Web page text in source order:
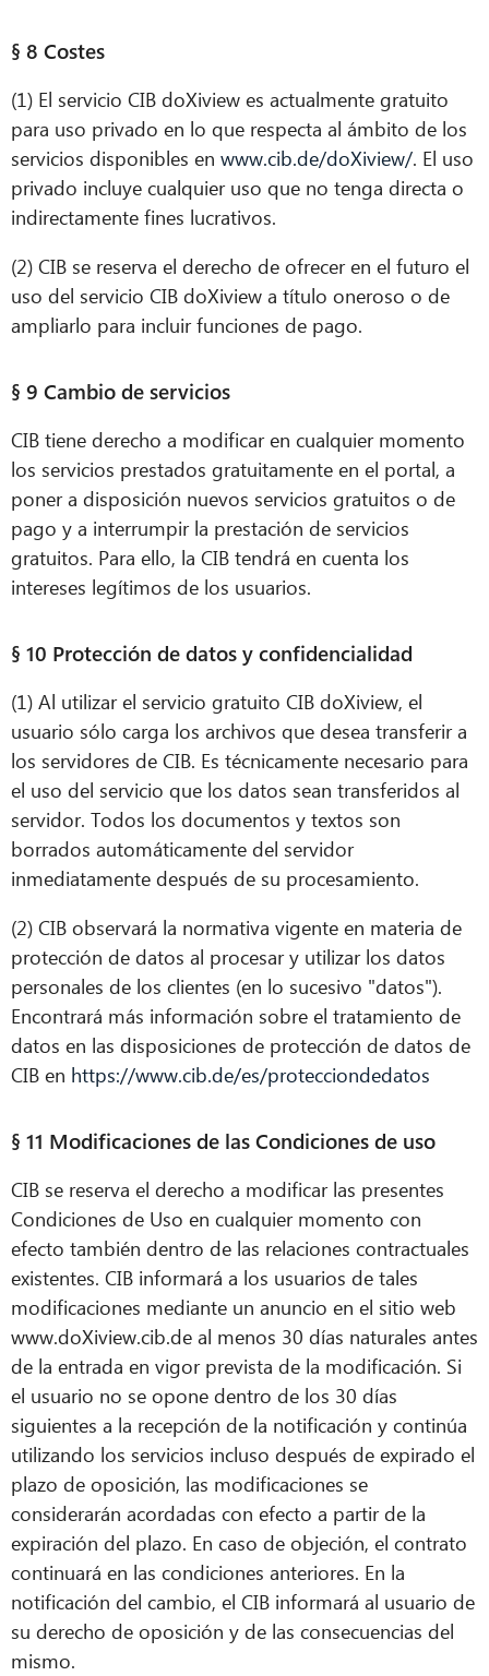
§ 8 Costes
(1) El servicio CIB doXiview es actualmente gratuito
para uso privado en lo que respecta al ámbito de los
servicios disponibles en www.cib.de/doXiview/. El uso
privado incluye cualquier uso que no tenga directa o
indirectamente fines lucrativos.
(2) CIB se reserva el derecho de ofrecer en el futuro el
uso del servicio CIB doXiview a título oneroso o de
ampliarlo para incluir funciones de pago.
§ 9 Cambio de servicios
CIB tiene derecho a modificar en cualquier momento
los servicios prestados gratuitamente en el portal, a
poner a disposición nuevos servicios gratuitos o de
pago y a interrumpir la prestación de servicios
gratuitos. Para ello, la CIB tendrá en cuenta los
intereses legítimos de los usuarios.
§ 10 Protección de datos y confidencialidad
(1) Al utilizar el servicio gratuito CIB doXiview, el
usuario sólo carga los archivos que desea transferir a
los servidores de CIB. Es técnicamente necesario para
el uso del servicio que los datos sean transferidos al
servidor. Todos los documentos y textos son
borrados automáticamente del servidor
inmediatamente después de su procesamiento.
(2) CIB observará la normativa vigente en materia de
protección de datos al procesar y utilizar los datos
personales de los clientes (en lo sucesivo "datos").
Encontrará más información sobre el tratamiento de
datos en las disposiciones de protección de datos de
CIB en https://www.cib.de/es/protecciondedatos
§ 11 Modificaciones de las Condiciones de uso
CIB se reserva el derecho a modificar las presentes
Condiciones de Uso en cualquier momento con
efecto también dentro de las relaciones contractuales
existentes. CIB informará a los usuarios de tales
modificaciones mediante un anuncio en el sitio web
www.doXiview.cib.de al menos 30 días naturales antes
de la entrada en vigor prevista de la modificación. Si
el usuario no se opone dentro de los 30 días
siguientes a la recepción de la notificación y continúa
utilizando los servicios incluso después de expirado el
plazo de oposición, las modificaciones se
considerarán acordadas con efecto a partir de la
expiración del plazo. En caso de objeción, el contrato
continuará en las condiciones anteriores. En la
notificación del cambio, el CIB informará al usuario de
su derecho de oposición y de las consecuencias del
mismo.